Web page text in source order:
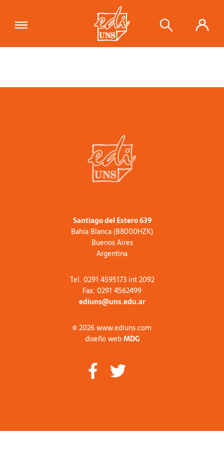
Santiago del Estero 639
Bahía Blanca (B8000HZK)
Buenos Aires
Argentina
Tel. 0291 4595173 int 2092
Fax. 0291 4562499
ediuns@uns.edu.ar
© 2026 www.ediuns.com
diseño webMDG